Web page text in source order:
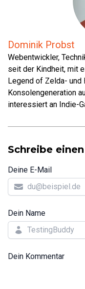
Dominik Probst
Webentwickler,
seit der Kindheit, mit
Legend of Zelda- und
Konsolengeneration
interessiert an Indie-
Schreibe
Deine E-Mail
Dein Name
Dein Kommentar